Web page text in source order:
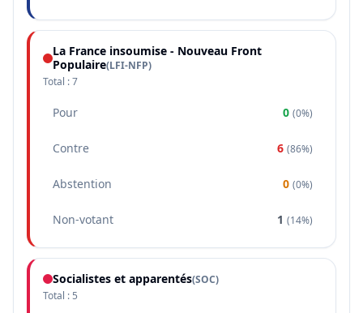
La France insoumise - Nouveau Front
Populaire(LFI-NFP)
Total :7
Pour 0 (0%)
Contre 6 (86%)
Abstention 0 (0%)
Non-votant 1 (14%)
Socialistes et apparentés(SOC)
Total : 5